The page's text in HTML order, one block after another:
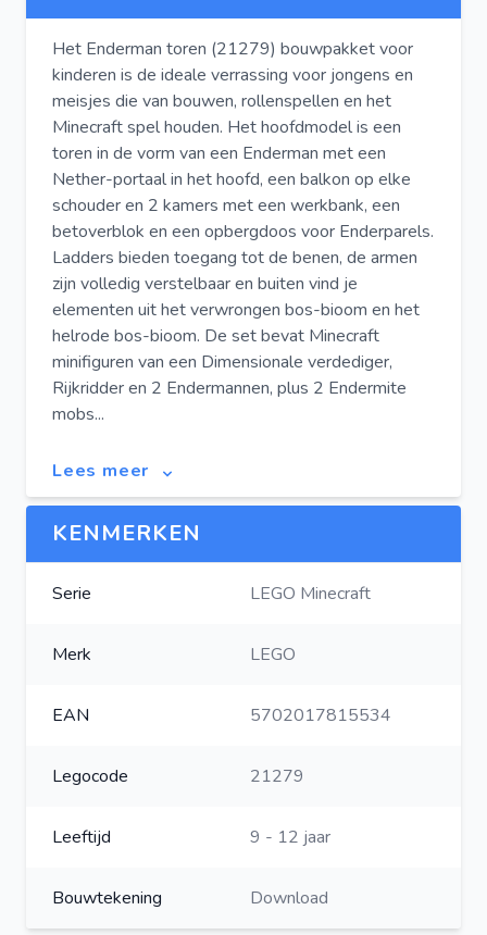
Het Enderman toren (21279) bouwpakket voor
kinderen is de ideale verrassing voor jongens en
meisjes die van bouwen, rollenspellen en het
Minecraft spel houden. Het hoofdmodel is een
toren in de vorm van een Enderman met een
Nether-portaal in het hoofd, een balkon op elke
schouder en 2 kamers met een werkbank, een
betoverblok en een opbergdoos voor Enderparels.
Ladders bieden toegang tot de benen, de armen
zijn volledig verstelbaar en buiten vind je
elementen uit het verwrongen bos-bioom en het
helrode bos-bioom. De set bevat Minecraft
minifiguren van een Dimensionale verdediger,
Rijkridder en 2 Endermannen, plus 2 Endermite
mobs...
Lees meer
KENMERKEN
Serie LEGO Minecraft
Merk LEGO
EAN 5702017815534
Legocode 21279
Leeftijd 9 - 12 jaar
Bouwtekening Download